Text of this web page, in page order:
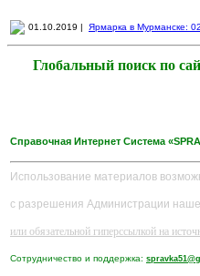
01.10.2019 | Ярмарка в Мурманске:
Глобальный поиск по
Справочная Интернет Система
Использование материалов
с разрешения Администрации
или обязательной гиперссылкой на
Сотрудничество и поддержка: